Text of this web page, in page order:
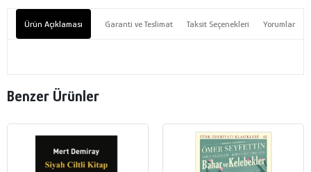
Ürün Açıklaması Garanti ve Teslimat Taksit Seçenekleri Yorumlar
Benzer Ürünler